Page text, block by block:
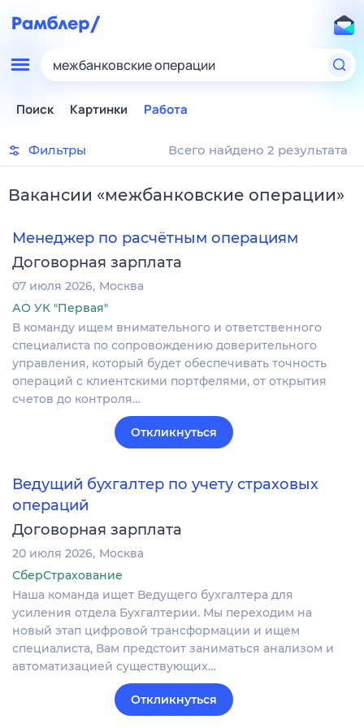
межбанковские операции
Поиск Картинки Работа
Фильтры Всего найдено 2 результата
Вакансии «межбанковские операции»
Менеджер по расчётным операциям
Договорная зарплата
07 июля 2026 Москва
АО УК "Первая"
В команду ищем внимательного и ответственного
специалиста по сопровождению доверительного
управления, который будет обеспечивать точность
операций с клиентскими портфелями, от открытия
счетов до контроля…
Откликнуться
Ведущий бухгалтер по учету страховых
операций
Договорная зарплата
20 июля 2026 Москва
СберСтрахование
Наша команда ищет Ведущего бухгалтера для
усиления отдела Бухгалтерии. Мы переходим на
новый этап цифровой трансформации и ищем
специалиста, Вам предстоит заниматься анализом и
автоматизацией существующих…
Откликнуться